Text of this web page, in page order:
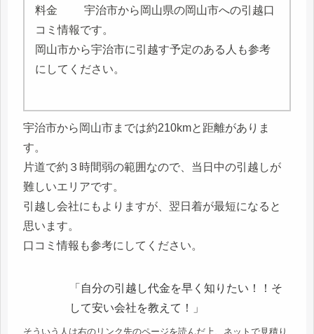
宇治市から岡山県の岡山市への引越口
コミ情報です。
岡山市から宇治市に引越す予定のある人も参考
にしてください。
宇治市から岡山市までは約210kmと距離がありま
す。
片道で約３時間弱の範囲なので、当日中の引越しが
難しいエリアです。
引越し会社にもよりますが、翌日着が最短になると
思います。
口コミ情報も参考にしてください。
「自分の引越し代金を早く知りたい！！そ
して安い会社を教えて！」
そういう人は右のリンク先のページを読んだ上、ネットで見積り